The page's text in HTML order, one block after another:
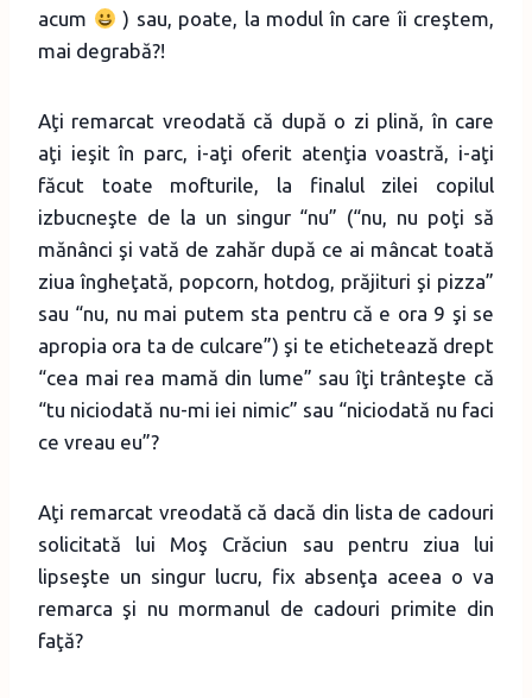
acum
) sau, poate, la modul în care îi creştem,
mai degrabă?!
Aţi remarcat vreodată că după o zi plină, în care
aţi ieşit în parc, i-aţi oferit atenţia voastră, i-aţi
făcut toate mofturile, la finalul zilei copilul
izbucneşte de la un singur “nu” (“nu, nu poţi să
mănânci şi vată de zahăr după ce ai mâncat toată
ziua îngheţată, popcorn, hotdog, prăjituri şi pizza”
sau “nu, nu mai putem sta pentru că e ora 9 şi se
apropia ora ta de culcare”) şi te etichetează drept
“cea mai rea mamă din lume” sau îţi trânteşte că
“tu niciodată nu-mi iei nimic” sau “niciodată nu faci
ce vreau eu”?
Aţi remarcat vreodată că dacă din lista de cadouri
solicitată lui Moş Crăciun sau pentru ziua lui
lipseşte un singur lucru, fix absenţa aceea o va
remarca şi nu mormanul de cadouri primite din
faţă?